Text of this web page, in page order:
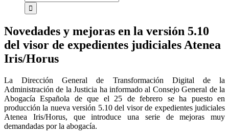
Novedades y mejoras en la versión 5.10
del visor de expedientes judiciales Atenea
Iris/Horus
La Dirección General de Transformación Digital de la
Administración de la Justicia ha informado al Consejo General de la
Abogacía Española de que el 25 de febrero se ha puesto en
producción la nueva versión 5.10 del visor de expedientes judiciales
Atenea Iris/Horus, que introduce una serie de mejoras muy
demandadas por la abogacía.